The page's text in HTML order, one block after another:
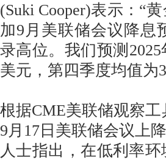
(Suki Cooper)表示：“
加9月美联储会议降息
录高位。我们预测
美元，第四季度均值为
根据CME美联储观察工
9月17日美联储会议上
人士指出，在低利率